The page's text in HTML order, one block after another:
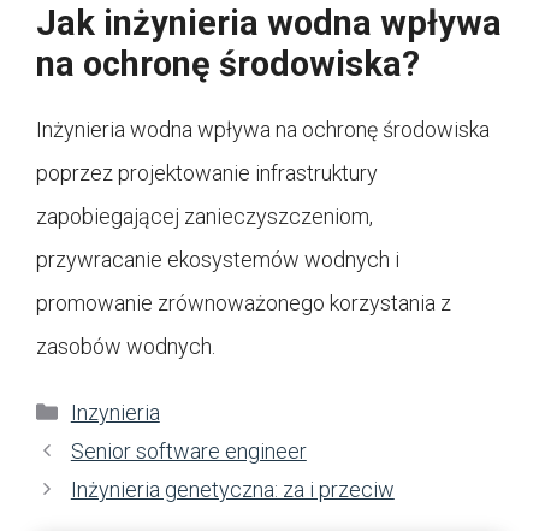
Jak inżynieria wodna wpływa
na ochronę środowiska?
Inżynieria wodna wpływa na ochronę środowiska
poprzez projektowanie infrastruktury
zapobiegającej zanieczyszczeniom,
przywracanie ekosystemów wodnych i
promowanie zrównoważonego korzystania z
zasobów wodnych.
Kategorie
Inzynieria
Senior software engineer
Inżynieria genetyczna: za i przeciw